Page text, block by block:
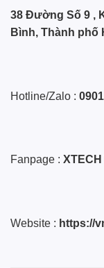
38 Đường Số 9 ,
Bình, Thành phố
Hotline/Zalo :
Fanpage : XTECH
Website : https://